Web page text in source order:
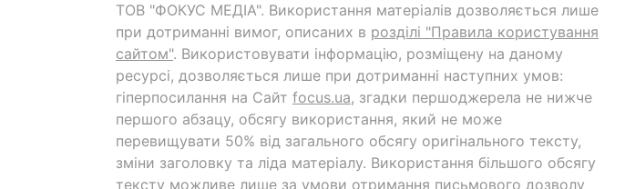
ТОВ "ФОКУС МЕДІА". Використання матеріалів дозволяється лише
при дотриманні вимог, описаних в розділі "Правила користування
сайтом". Використовувати інформацію, розміщену на даному
ресурсі, дозволяється лише при дотриманні наступних умов:
гіперпосилання на Cайт focus.ua, згадки першоджерела не нижче
першого абзацу, обсягу використання, який не може
перевищувати 50% від загального обсягу оригінального тексту,
зміни заголовку та ліда матеріалу. Використання більшого обсягу
тексту можливе лише за умови отримання письмового дозволу